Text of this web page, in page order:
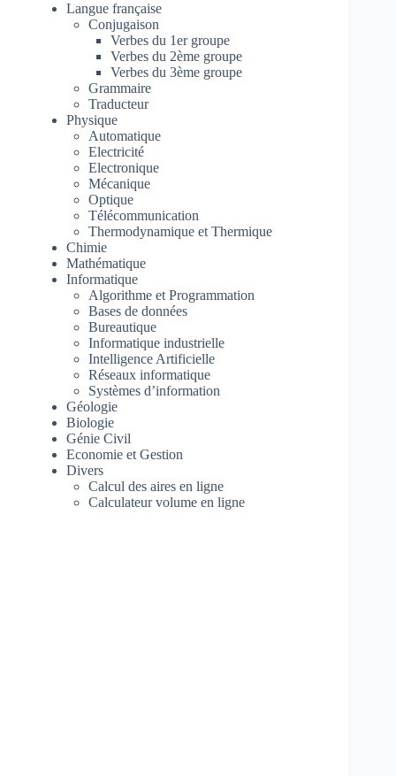
Langue française
Conjugaison
Verbes du 1er groupe
Verbes du 2ème groupe
Verbes du 3ème groupe
Grammaire
Traducteur
Physique
Automatique
Electricité
Electronique
Mécanique
Optique
Télécommunication
Thermodynamique et Thermique
Chimie
Mathématique
Informatique
Algorithme et Programmation
Bases de données
Bureautique
Informatique industrielle
Intelligence Artificielle
Réseaux informatique
Systèmes d’information
Géologie
Biologie
Génie Civil
Economie et Gestion
Divers
Calcul des aires en ligne
Calculateur volume en ligne